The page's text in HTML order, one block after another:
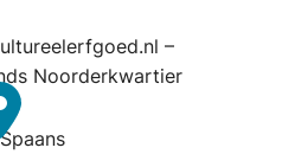
–
Noorderkwartier